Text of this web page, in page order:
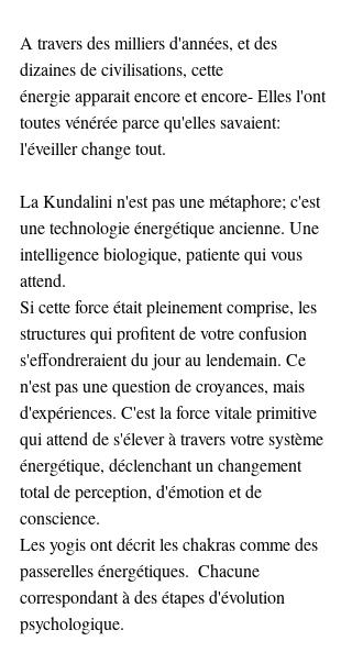
A travers des milliers d'années, et des
dizaines de civilisations, cette
énergie apparait encore et encore- Elles l'ont
toutes vénérée parce qu'elles savaient:
l'éveiller change tout.
La Kundalini n'est pas une métaphore; c'est
une technologie énergétique ancienne. Une
intelligence biologique, patiente qui vous
attend.
Si cette force était pleinement comprise, les
structures qui profitent de votre confusion
s'effondreraient du jour au lendemain. Ce
n'est pas une question de croyances, mais
d'expériences. C'est la force vitale primitive
qui attend de s'élever à travers votre système
énergétique, déclenchant un changement
total de perception, d'émotion et de
conscience.
Les yogis ont décrit les chakras comme des
passerelles énergétiques.  Chacune
correspondant à des étapes d'évolution
psychologique.